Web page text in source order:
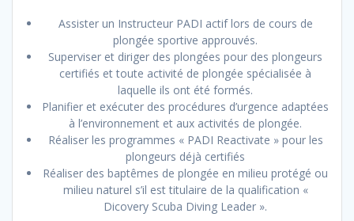
Assister un Instructeur PADI actif lors de cours de
plongée sportive approuvés.
Superviser et diriger des plongées pour des plongeurs
certifiés et toute activité de plongée spécialisée à
laquelle ils ont été formés.
Planifier et exécuter des procédures d’urgence adaptées
à l’environnement et aux activités de plongée.
Réaliser les programmes « PADI Reactivate » pour les
plongeurs déjà certifiés
Réaliser des baptêmes de plongée en milieu protégé ou
milieu naturel s’il est titulaire de la qualification «
Dicovery Scuba Diving Leader ».